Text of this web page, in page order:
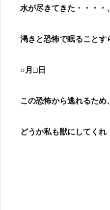
水が尽きてきた・・・・
渇きと恐怖で眠ることす
○月□日
この恐怖から逃れるため
どうか私も獣にしてくれ